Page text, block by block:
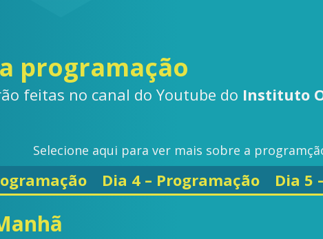
programação
feitas no canal do Youtube do Instituto
Selecione aqui para ver mais sobre a
Dia 4 – Programação Dia 5